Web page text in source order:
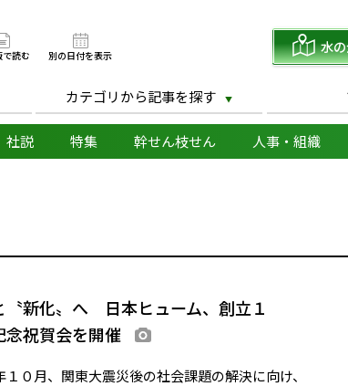
読む 別の日付を表示 水
カテゴリから記事を探す
社説 特集 幹せん枝せん 人事・組織
〝新化〟へ 日本ヒューム、創立１
念祝賀会を開催
０月、関東大震災後の社会課題の解決に向け、